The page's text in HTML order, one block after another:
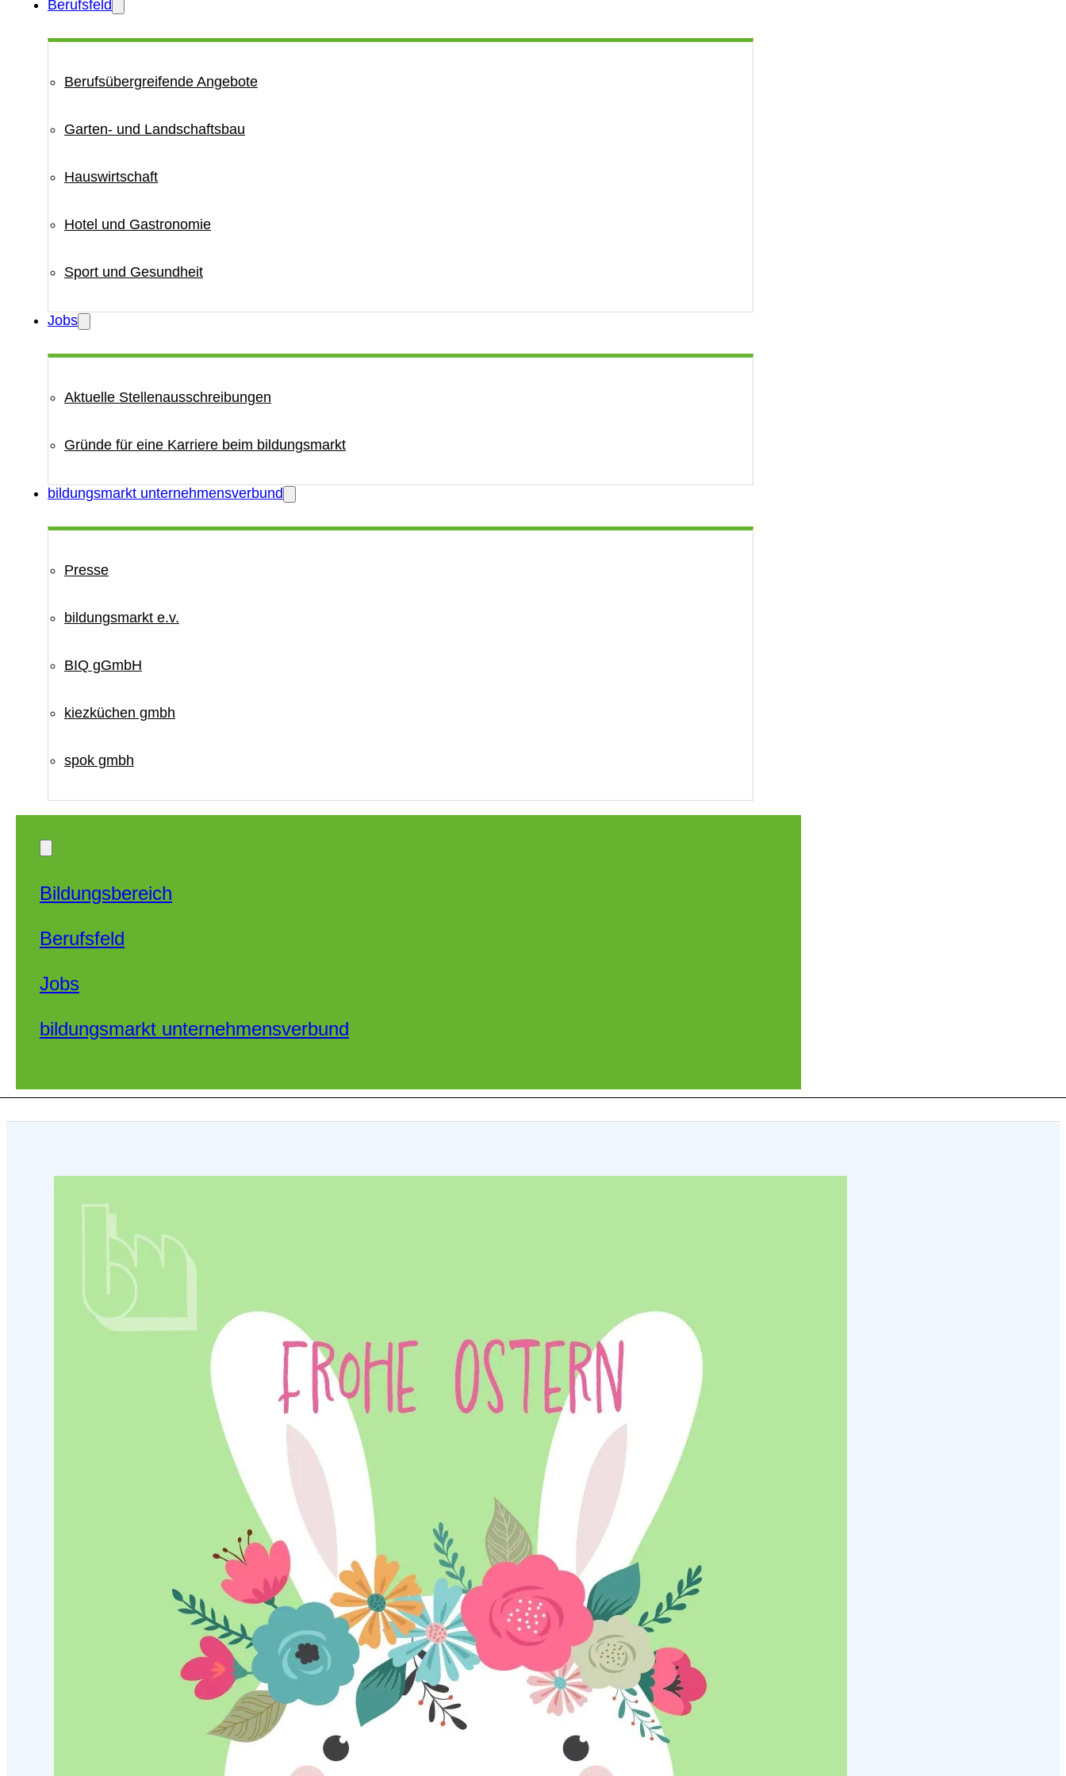
Berufsfeld
Berufsübergreifende Angebote
Garten- und Landschaftsbau
Hauswirtschaft
Hotel und Gastronomie
Sport und Gesundheit
Jobs
Aktuelle Stellenausschreibungen
Gründe für eine Karriere beim bildungsmarkt
bildungsmarkt unternehmensverbund
Presse
bildungsmarkt e.v.
BIQ gGmbH
kiezküchen gmbh
spok gmbh
Bildungsbereich
Berufsfeld
Jobs
bildungsmarkt unternehmensverbund